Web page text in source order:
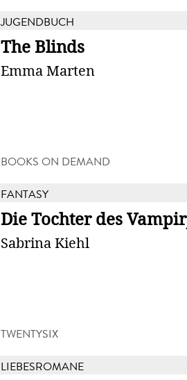
JUGENDBUCH
The Blinds
Emma Marten
BOOKS ON DEMAND
FANTASY
Die Tochter des
Sabrina Kiehl
TWENTYSIX
LIEBESROMANE